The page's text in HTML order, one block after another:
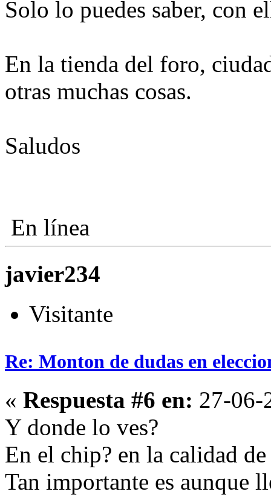
Solo lo puedes saber, con
En la tienda del foro,
otras muchas cosas.
Saludos
En línea
javier234
Visitante
Re: Monton de dudas en
« Respuesta #6 en: 27-06-
Y donde lo ves?
En el chip? en la calidad
Tan importante es aunque